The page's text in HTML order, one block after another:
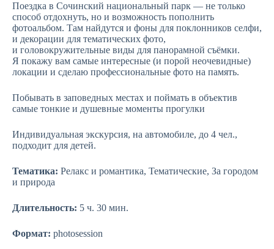
Поездка в Сочинский национальный парк — не только
способ отдохнуть, но и возможность пополнить
фотоальбом. Там найдутся и фоны для поклонников селфи,
и декорации для тематических фото,
и головокружительные виды для панорамной съёмки.
Я покажу вам самые интересные (и порой неочевидные)
локации и сделаю профессиональные фото на память.
Побывать в заповедных местах и поймать в объектив
самые тонкие и душевные моменты прогулки
Индивидуальная экскурсия, на автомобиле, до 4 чел.,
подходит для детей.
Тематика: Релакс и романтика, Тематические, За городом
и природа
Длительность: 5 ч. 30 мин.
Формат: photosession